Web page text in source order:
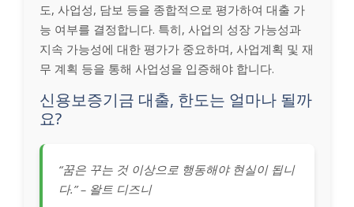
도, 사업성, 담보 등을 종합적으로 평가하여 대출 가
능 여부를 결정합니다. 특히, 사업의 성장 가능성과
지속 가능성에 대한 평가가 중요하며, 사업계획 및 재
무 계획 등을 통해 사업성을 입증해야 합니다.
신용보증기금 대출, 한도는 얼마나 될까
요?
“꿈은 꾸는 것 이상으로 행동해야 현실이 됩니
다.” – 왈트 디즈니